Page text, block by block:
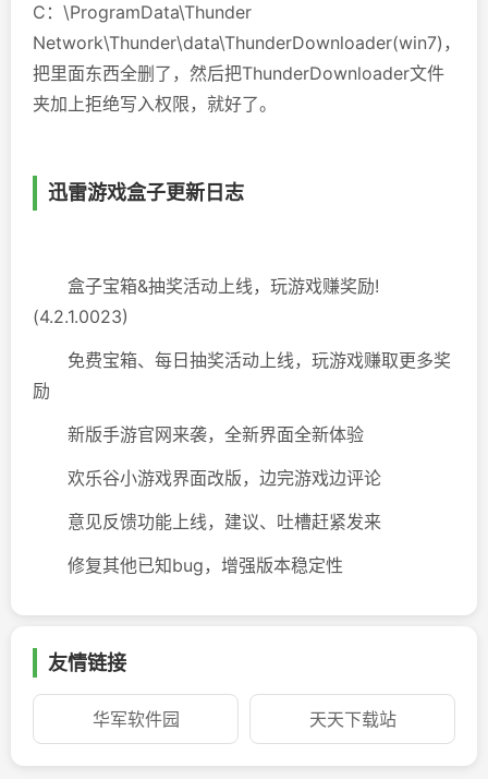
C：\ProgramData\Thunder
Network\Thunder\data\ThunderDownloader(win7)，
把里面东西全删了，然后把ThunderDownloader文件
夹加上拒绝写入权限，就好了。
迅雷游戏盒子更新日志
盒子宝箱&抽奖活动上线，玩游戏赚奖励!
(4.2.1.0023)
免费宝箱、每日抽奖活动上线，玩游戏赚取更多奖
励
新版手游官网来袭，全新界面全新体验
欢乐谷小游戏界面改版，边完游戏边评论
意见反馈功能上线，建议、吐槽赶紧发来
修复其他已知bug，增强版本稳定性
友情链接
华军软件园 天天下载站